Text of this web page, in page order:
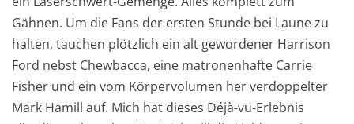
Gähnen. Um die Fans der ersten Stunde bei Laune zu
halten, tauchen plötzlich ein alt gewordener Harrison
Ford nebst Chewbacca, eine matronenhafte Carrie
Fisher und ein vom Körpervolumen her verdoppelter
Mark Hamill auf. Mich hat dieses Déjà-vu-Erlebnis